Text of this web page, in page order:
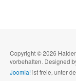
Copyright © 2026
vorbehalten. Designed
Joomla!ist freie, unter